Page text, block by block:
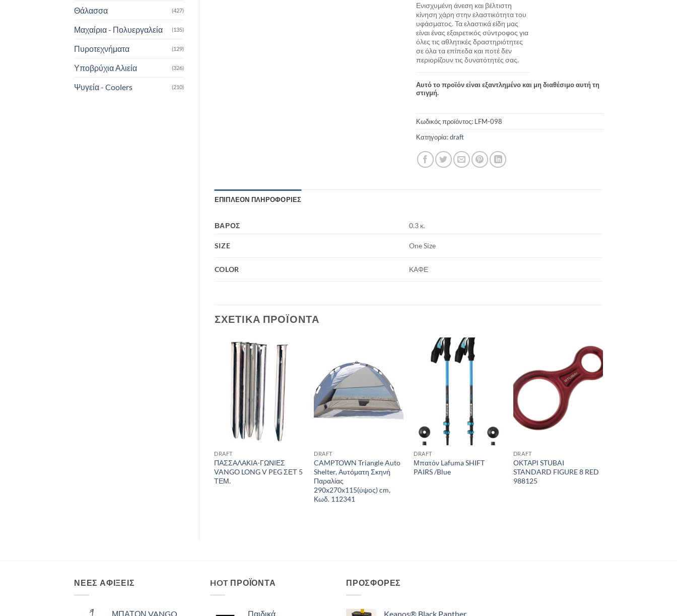
Θάλασσα (427)
Μαχαίρια - Πολυεργαλεία (135)
Πυροτεχνήματα (129)
Υποβρύχια Αλιεία (326)
Ψυγεία - Coolers (210)
Ενισχυμένη άνεση και βέλτιστη
κίνηση χάρη στην ελαστικότητα του
υφάσματος. Τα ελαστικά είδη μας
είναι ένας εξαιρετικός σύντροφος για
όλες τις αθλητικές δραστηριότητες
σε όλα τα επίπεδα και ποτέ δεν
περιορίζουν τις δυνατότητές σας.
Αυτό το προϊόν είναι εξαντλημένο και μη διαθέσιμο αυτή τη
στιγμή.
Κωδικός προϊόντος: LFM-098
Κατηγορία:draft
ΕΠΙΠΛΈΟΝ ΠΛΗΡΟΦΟΡΊΕΣ
ΒΆΡΟΣ 0.3 κ.
SIZE One Size
COLOR ΚΑΦΕ
ΣΧΕΤΙΚΆ ΠΡΟΪΌΝΤΑ
Add to
wishlist
DRAFT
ΠΑΣΣΑΛΑΚΙΑ-ΓΩΝΙΕΣ
VANGO LONG V PEG ΣΕΤ 5
ΤΕΜ.
wishlist
DRAFT
CAMPTOWN Triangle Auto
Shelter, Αυτόματη Σκηνή
Παραλίας
290x270x115(ύψος) cm,
Κωδ. 112341
DRAFT
Μπατόν Lafuma SHIFT
PAIRS /Blue
Add to
wishlist
DRAFT
ΟΚΤΑΡΙ STUBAI
STANDARD FIGURE 8 RED
988125
ΝΈΕΣ ΑΦΊΞΕΙΣ
ΜΠΑΤΟΝ VANGO
HOT ΠΡΟΪΌΝΤΑ
Παιδικά
ΠΡΟΣΦΟΡΈΣ
Keanos® Black Panther